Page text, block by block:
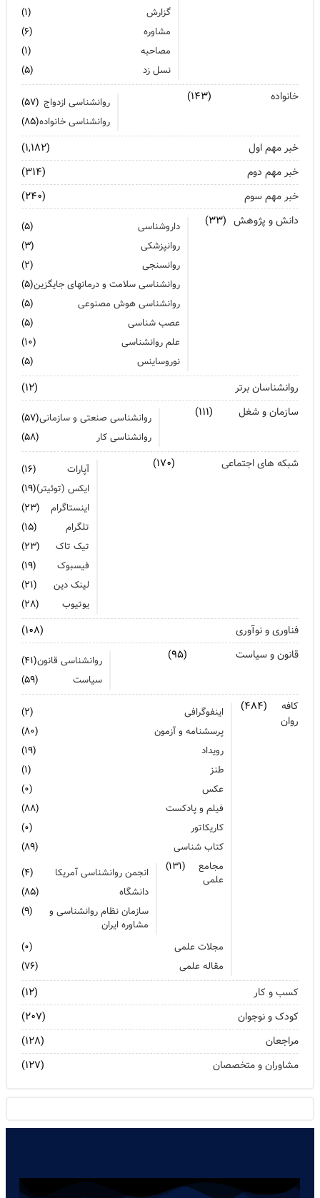
نسلی که در اثر بحران رشد کرد از فرسودگی روانی رنج میبرد
زنان: نقش کلیدی تاب آوری در شرایط بحران
آیا پرخوری و ریزه خواری ارتباطی با استرس دارد؟
تشدید تر شدن نقرس آیا ارتباطی با استرس و اضطراب دارد؟
جنگ اضطراب با مواد خوراکی
اضطراب را برای خود پر رنگ نکنید
برای بهبود سلامت روان لازم است روزانه از آن مراقبت کنیم
گزارش
(۱)
مشاوره
(۶)
مصاحبه
(۱)
نسل زد
(۵)
خانواده (۱۴۳) روانشناسی ازدواج (۵۷)
روانشناسی خانواده(۸۵)
خبر مهم اول
(۱,۱۸۲)
خبر مهم دوم
(۳۱۴)
خبر مهم سوم
(۲۴۰)
دانش و پژوهش (۳۳) داروشناسی
(۵)
روانپزشکی
(۳)
روانسنجی
(۲)
روانشناسی سلامت و درمانهای جایگزین(۵)
روانشناسی هوش مصنوعی
(۵)
عصب شناسی
(۵)
علم روانشناسی
(۱۰)
نوروساینس
(۵)
روانشناسان برتر
(۱۲)
سازمان و شغل
(۱۱۱) روانشناسی صنعتی و سازمانی(۵۷)
روانشناسی کار
(۵۸)
شبکه های اجتماعی (۱۷۰) آپارات
(۱۶)
ایکس (توئیتر)(۱۹)
اینستاگرام
(۲۳)
تلگرام
(۱۵)
تیک تاک
(۲۳)
فیسبوک
(۱۹)
لینک دین
(۲۱)
یوتیوب
(۲۸)
فناوری و نوآوری
(۱۰۸)
قانون و سیاست
(۹۵) روانشناسی قانون(۴۱)
سیاست
(۵۹)
کافه
روان
(۴۸۴) اینفوگرافی
(۲)
پرسشنامه و آزمون
(۸۰)
رویداد
(۱۹)
طنز
(۱)
عکس
(۰)
فیلم و پادکست
(۸۸)
کاریکاتور
(۰)
کتاب شناسی
(۸۹)
مجامع
علمی
(۱۳۱) انجمن روانشناسی آمریکا
(۴)
دانشگاه
(۸۵)
سازمان نظام روانشناسی و
مشاوره ایران
(۹)
مجلات علمی
(۰)
مقاله علمی
(۷۶)
کسب و کار
(۱۲)
کودک و نوجوان
(۲۰۷)
مراجعان
(۱۲۸)
مشاوران و متخصصان
(۱۲۷)